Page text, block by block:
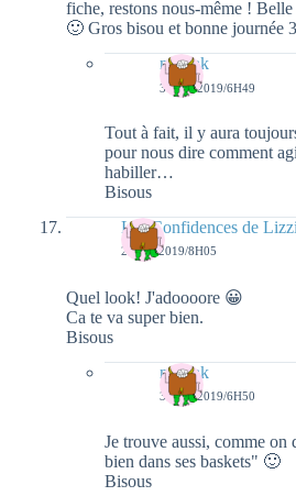
fiche, restons nous-même !
🙂 Gros bisou et bonne journée
natieak
3 MAI 2019/6H49
Tout à fait, il y aura
pour nous dire comment
habiller…
Bisous
Les Confidences de
2 MAI 2019/8H05
Quel look! J'adoooore 😀
Ca te va super bien.
Bisous
natieak
3 MAI 2019/6H50
Je trouve aussi, comme on
bien dans ses baskets" 🙂
Bisous